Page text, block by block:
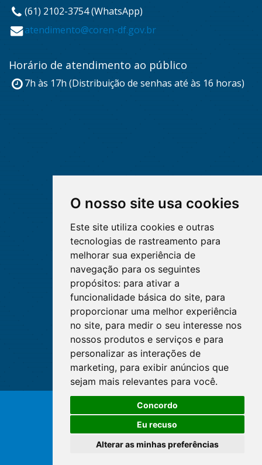
O nosso site usa cookies
Este site utiliza cookies e outras
tecnologias de rastreamento para
melhorar sua experiência de
navegação para os seguintes
propósitos: para ativar a
funcionalidade básica do site, para
proporcionar uma melhor experiência
no site, para medir o seu interesse nos
nossos produtos e serviços e para
personalizar as interações de
marketing, para exibir anúncios que
sejam mais relevantes para você.
Concordo
Eu recuso
Alterar as minhas preferências
(61) 2102-3754 (WhatsApp)
atendimento@coren-df.gov.br
Horário de atendimento ao público
7h às 17h (Distribuição de senhas até às 16 horas)
© Copyright 2026 - Cofen/CORENs
O WhatsApp é o principal canal
de atendimento do Coren-DF.